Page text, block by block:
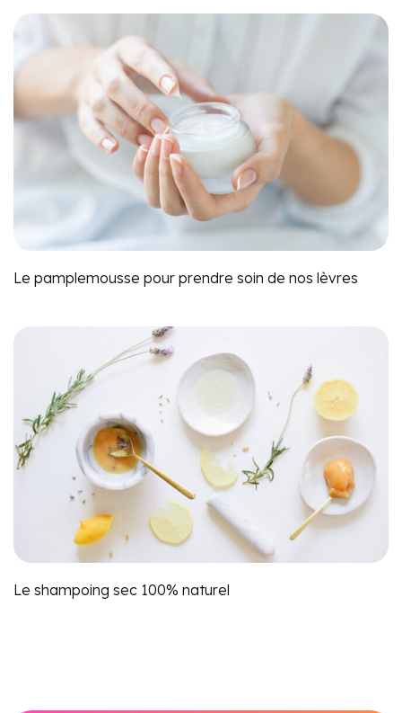
Le pamplemousse pour prendre soin de nos lèvres
Le shampoing sec 100% naturel